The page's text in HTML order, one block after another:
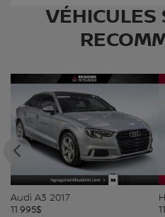
VÉHICULES
Audi A3 2017
11 995$